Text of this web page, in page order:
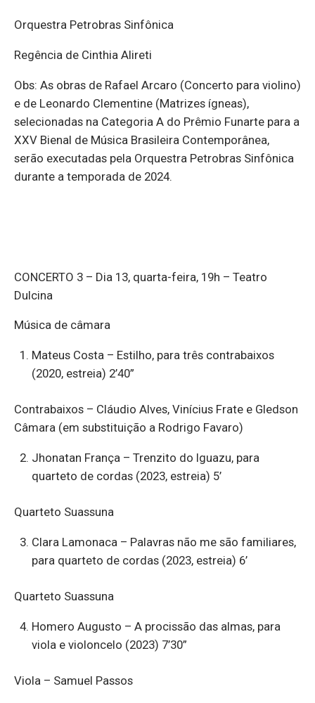
Orquestra Petrobras Sinfônica
Regência de Cinthia Alireti
Obs: As obras de Rafael Arcaro (Concerto para violino)
e de Leonardo Clementine (Matrizes ígneas),
selecionadas na Categoria A do Prêmio Funarte para a
XXV Bienal de Música Brasileira Contemporânea,
serão executadas pela Orquestra Petrobras Sinfônica
durante a temporada de 2024.
CONCERTO 3 – Dia 13, quarta-feira, 19h – Teatro
Dulcina
Música de câmara
Mateus Costa – Estilho, para três contrabaixos
(2020, estreia) 2’40”
Contrabaixos – Cláudio Alves, Vinícius Frate e Gledson
Câmara (em substituição a Rodrigo Favaro)
Jhonatan França – Trenzito do Iguazu, para
quarteto de cordas (2023, estreia) 5’
Quarteto Suassuna
Clara Lamonaca – Palavras não me são familiares,
para quarteto de cordas (2023, estreia) 6’
Quarteto Suassuna
Homero Augusto – A procissão das almas, para
viola e violoncelo (2023) 7’30”
Viola – Samuel Passos